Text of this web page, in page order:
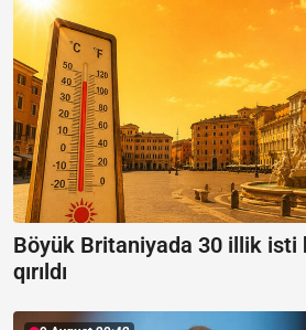
Böyük Britaniyada 30 illik isti
qırıldı